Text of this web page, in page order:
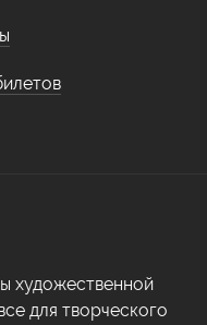
художественной
для творческого